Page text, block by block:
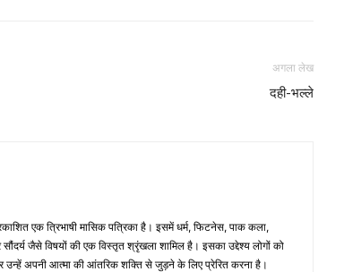
अगला लेख
दही-भल्ले
एक त्रिभाषी मासिक पत्रिका है। इसमें धर्म, फिटनेस, पाक कला,
जैसे विषयों की एक विस्तृत श्रृंखला शामिल है। इसका उद्देश्य लोगों को
अपनी आत्मा की आंतरिक शक्ति से जुड़ने के लिए प्रेरित करना है।